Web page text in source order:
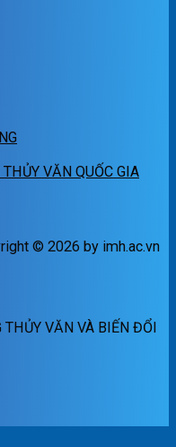
VĂN QUỐC GIA
© 2026 by imh.ac.vn
VĂN VÀ BIẾN ĐỔI